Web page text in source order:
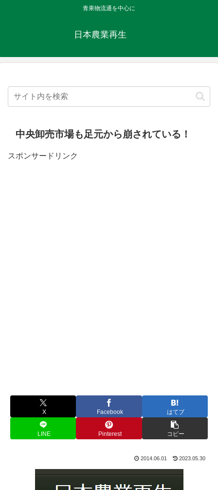
青果物流通を中心に
日本農業再生
中央卸売市場も足元から崩されている！
スポンサードリンク
X Facebook はてブ
LINE Pinterest コピー
2014.06.01 2023.05.30